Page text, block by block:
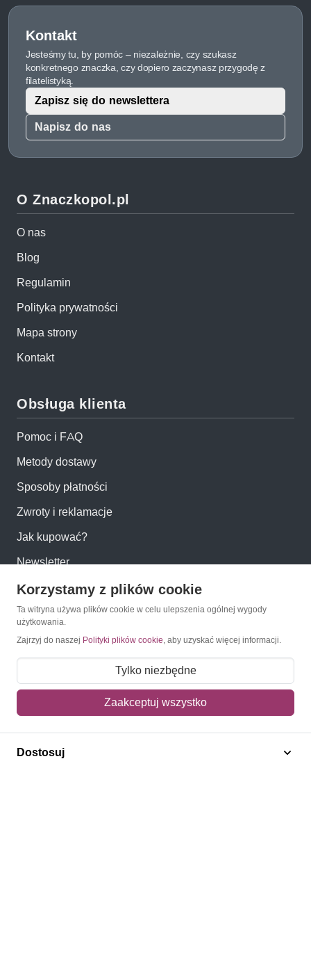
Kontakt
Jesteśmy tu, by pomóc – niezależnie, czy szukasz
konkretnego znaczka, czy dopiero zaczynasz przygodę z
filatelistyką.
Napisz do nas
Zapisz się do newslettera
O Znaczkopol.pl
O nas
Blog
Regulamin
Polityka prywatności
Mapa strony
Kontakt
Obsługa klienta
Pomoc i FAQ
Metody dostawy
Sposoby płatności
Zwroty i reklamacje
Jak kupować?
Newsletter
Konto
Moje konto
Mój koszyk
Adres dostawy
Polecamy
Korzystamy z plików cookie
Ta witryna używa plików cookie w celu ulepszenia ogólnej wygody
użytkowania.
Zajrzyj do naszej Polityki plików cookie, aby uzyskać więcej informacji.
Tylko niezbędne
Zaakceptuj wszystko
Dostosuj